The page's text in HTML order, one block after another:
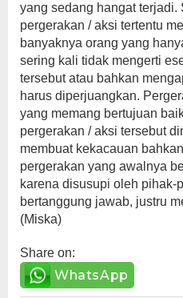
yang sedang hangat terjadi.
pergerakan / aksi tertentu
banyaknya orang yang
sering kali tidak mengerti
tersebut atau bahkan
harus diperjuangkan.
yang memang bertujuan
pergerakan / aksi tersebut
membuat kekacauan
pergerakan yang awalnya
karena disusupi oleh pihak-
bertanggung jawab, justru
(Miska)
Share on:
WhatsApp